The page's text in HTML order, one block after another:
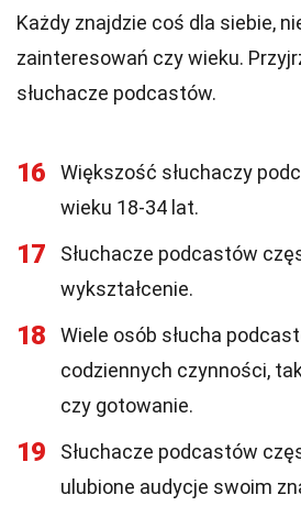
Każdy znajdzie coś dla siebie,
zainteresowań czy wieku.
słuchacze podcastów.
16
Większość słuchaczy
wieku 18-34 lat.
17
Słuchacze podcastów
wykształcenie.
18
Wiele osób słucha
codziennych czynności,
czy gotowanie.
19
Słuchacze podcastów
ulubione audycje swoim